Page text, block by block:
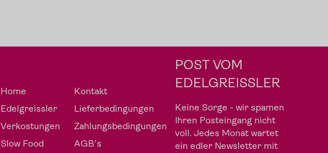
Home
Edelgreissler
Verkostungen
Slow Food
Kontakt
Lieferbedingungen
Zahlungsbedingungen
AGB's
POST VOM
EDELGREISSLER
Keine Sorge - wir spamen
Ihren Posteingang nicht
voll. Jedes Monat wartet
ein edler Newsletter mit